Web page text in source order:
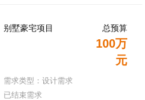
别墅豪宅项目 总预算
100万
元
需求类型：设计需求
已结束需求